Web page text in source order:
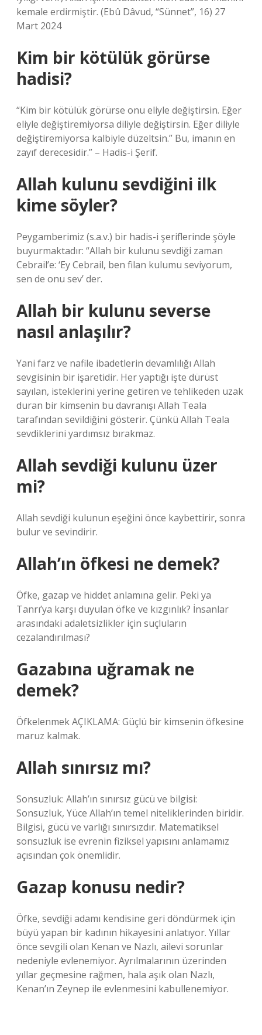
kemale erdirmiştir. (Ebû Dâvud, “Sünnet”, 16) 27
Mart 2024
Kim bir kötülük görürse
hadisi?
“Kim bir kötülük görürse onu eliyle değiştirsin. Eğer
eliyle değiştiremiyorsa diliyle değiştirsin. Eğer diliyle
değiştiremiyorsa kalbiyle düzeltsin.” Bu, imanın en
zayıf derecesidir.” – Hadis-i Şerif.
Allah kulunu sevdiğini ilk
kime söyler?
Peygamberimiz (s.a.v.) bir hadis-i şeriflerinde şöyle
buyurmaktadır: “Allah bir kulunu sevdiği zaman
Cebrail’e: ‘Ey Cebrail, ben filan kulumu seviyorum,
sen de onu sev’ der.
Allah bir kulunu severse
nasıl anlaşılır?
Yani farz ve nafile ibadetlerin devamlılığı Allah
sevgisinin bir işaretidir. Her yaptığı işte dürüst
sayılan, isteklerini yerine getiren ve tehlikeden uzak
duran bir kimsenin bu davranışı Allah Teala
tarafından sevildiğini gösterir. Çünkü Allah Teala
sevdiklerini yardımsız bırakmaz.
Allah sevdiği kulunu üzer
mi?
Allah sevdiği kulunun eşeğini önce kaybettirir, sonra
bulur ve sevindirir.
Allah’ın öfkesi ne demek?
Öfke, gazap ve hiddet anlamına gelir. Peki ya
Tanrı’ya karşı duyulan öfke ve kızgınlık? İnsanlar
arasındaki adaletsizlikler için suçluların
cezalandırılması?
Gazabına uğramak ne
demek?
Öfkelenmek AÇIKLAMA: Güçlü bir kimsenin öfkesine
maruz kalmak.
Allah sınırsız mı?
Sonsuzluk: Allah’ın sınırsız gücü ve bilgisi:
Sonsuzluk, Yüce Allah’ın temel niteliklerinden biridir.
Bilgisi, gücü ve varlığı sınırsızdır. Matematiksel
sonsuzluk ise evrenin fiziksel yapısını anlamamız
açısından çok önemlidir.
Gazap konusu nedir?
Öfke, sevdiği adamı kendisine geri döndürmek için
büyü yapan bir kadının hikayesini anlatıyor. Yıllar
önce sevgili olan Kenan ve Nazlı, ailevi sorunlar
nedeniyle evlenemiyor. Ayrılmalarının üzerinden
yıllar geçmesine rağmen, hala aşık olan Nazlı,
Kenan’ın Zeynep ile evlenmesini kabullenemiyor.